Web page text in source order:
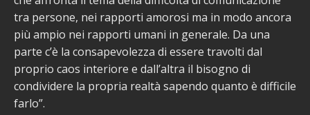
tra persone, nei rapporti amorosi ma in modo ancora
più ampio nei rapporti umani in generale. Da una
parte c’è la consapevolezza di essere travolti dal
proprio caos interiore e dall’altra il bisogno di
condividere la propria realtà sapendo quanto è difficile
farlo”.